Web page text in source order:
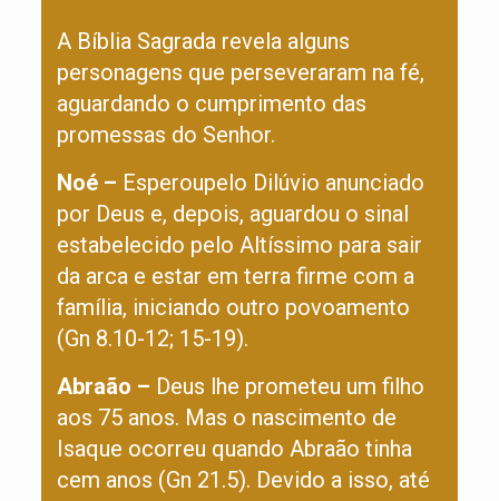
A Bíblia Sagrada revela alguns
personagens que perseveraram na fé,
aguardando o cumprimento das
promessas do Senhor.
Noé – Esperoupelo Dilúvio anunciado
por Deus e, depois, aguardou o sinal
estabelecido pelo Altíssimo para sair
da arca e estar em terra firme com a
família, iniciando outro povoamento
(Gn 8.10-12; 15-19).
Abraão – Deus lhe prometeu um filho
aos 75 anos. Mas o nascimento de
Isaque ocorreu quando Abraão tinha
cem anos (Gn 21.5). Devido a isso, até